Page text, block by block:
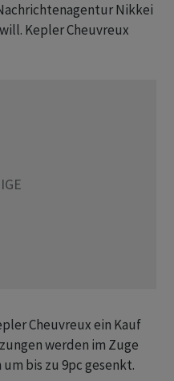
Nikkei
Kepler Cheuvreux
Cheuvreux ein Kauf
werden im Zuge
bis zu 9pc gesenkt.